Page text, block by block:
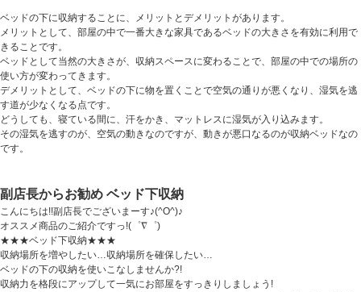
ベッドの下に収納することに、メリットとデメリットがあります。
メリットとして、部屋の中で一番大きな家具であるベッドの大きさを有効に利用で
きることです。
ベッドとして当然の大きさが、収納スペースに変わることで、部屋の中での場所の
使い方が変わってきます。
デメリットとして、ベッドの下に物を置くことで空気の通りが悪くなり、湿気を逃
す道が少なくなる点です。
どうしても、寝ている間に、汗をかき、マットレスに湿気が入り込みます。
その湿気を逃すのが、空気の動きなのですが、動きが悪口なるのが収納ベッドなの
です。
副店長からお勧め ベッド下収納
こんにちは!!副店長でございまーす♪(^O^)♪
オススメ商品のご紹介ですっ!(゜∇゜)
★★★ベッド下収納★★★
収納場所を増やしたい…収納場所を確保したい…
ベッドの下の収納を使いこなしませんか?!
収納力を格段にアップして一気にお部屋をすっきりしましょう!